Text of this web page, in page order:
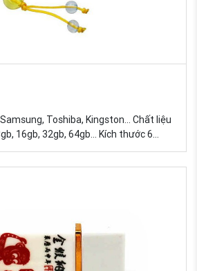
Toshiba, Kingston... Chất liệu
16gb, 32gb, 64gb... Kích thước 6
Đa dạng, được tự chọn màu sắc